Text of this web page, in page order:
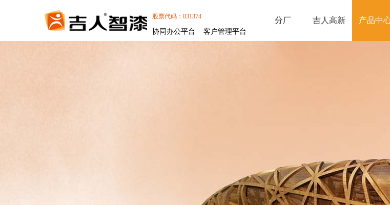
股票代码：831374
协同办公平台 客户管理平台
分厂 吉人高新 产品中